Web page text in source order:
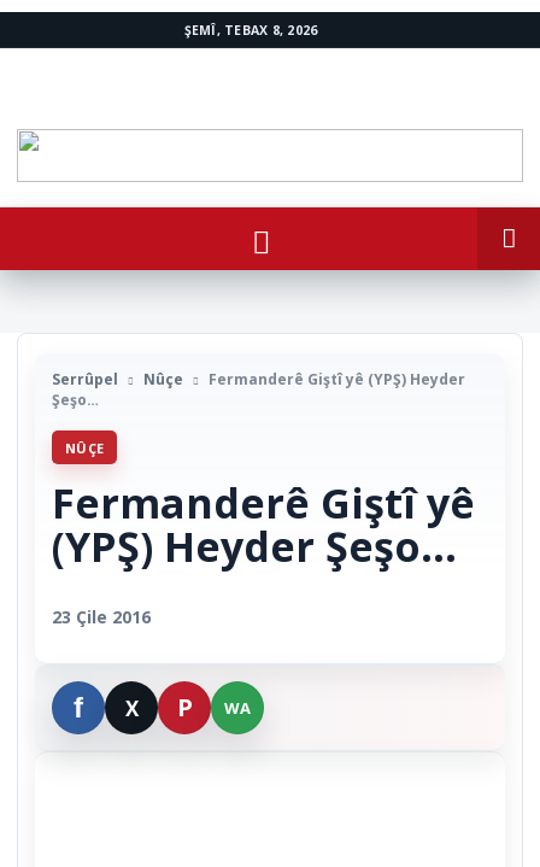
ŞEMÎ, TEBAX 8, 2026
Serrûpel Nûçe
Fermanderê Giştî yê (YPŞ) Heyder
Şeşo…
NÛÇE
Fermanderê Giştî yê
(YPŞ) Heyder Şeşo…
23 Çile 2016